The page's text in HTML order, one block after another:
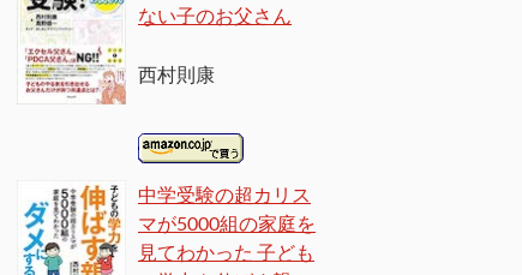
ない子のお父さん
西村則康
中学受験の超カリス
マが5000組の家庭を
見てわかった 子ども